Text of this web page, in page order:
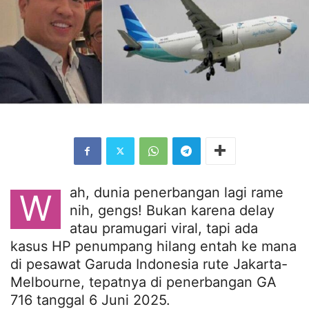
W
ah, dunia penerbangan lagi rame
nih, gengs! Bukan karena delay
atau pramugari viral, tapi ada
kasus HP penumpang hilang entah ke mana
di pesawat Garuda Indonesia rute Jakarta-
Melbourne, tepatnya di penerbangan GA
716 tanggal 6 Juni 2025.